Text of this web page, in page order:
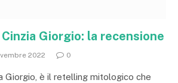
Giorgio: la recensione
2022 0
Giorgio, è il retelling mitologico che